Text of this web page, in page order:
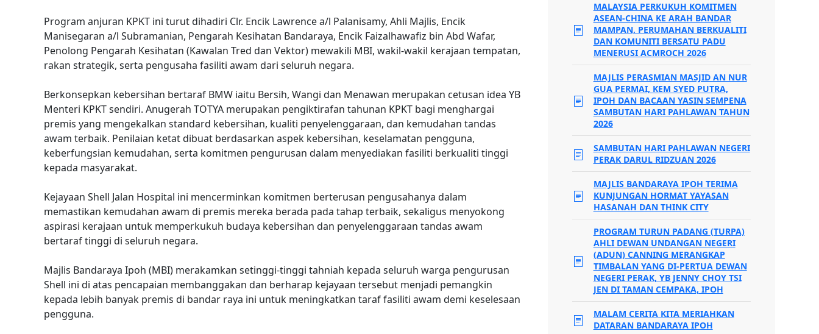
Program anjuran KPKT ini turut dihadiri Clr. Encik Lawrence a/l Palanisamy, Ahli Majlis, Encik
Manisegaran a/l Subramanian, Pengarah Kesihatan Bandaraya, Encik Faizalhawafiz bin Abd Wafar,
Penolong Pengarah Kesihatan (Kawalan Tred dan Vektor) mewakili MBI, wakil-wakil kerajaan tempatan,
rakan strategik, serta pengusaha fasiliti awam dari seluruh negara.
Berkonsepkan kebersihan bertaraf BMW iaitu Bersih, Wangi dan Menawan merupakan cetusan idea YB
Menteri KPKT sendiri. Anugerah TOTYA merupakan pengiktirafan tahunan KPKT bagi menghargai
premis yang mengekalkan standard kebersihan, kualiti penyelenggaraan, dan kemudahan tandas
awam terbaik. Penilaian ketat dibuat berdasarkan aspek kebersihan, keselamatan pengguna,
keberfungsian kemudahan, serta komitmen pengurusan dalam menyediakan fasiliti berkualiti tinggi
kepada masyarakat.
Kejayaan Shell Jalan Hospital ini mencerminkan komitmen berterusan pengusahanya dalam
memastikan kemudahan awam di premis mereka berada pada tahap terbaik, sekaligus menyokong
aspirasi kerajaan untuk memperkukuh budaya kebersihan dan penyelenggaraan tandas awam
bertaraf tinggi di seluruh negara.
Majlis Bandaraya Ipoh (MBI) merakamkan setinggi-tinggi tahniah kepada seluruh warga pengurusan
Shell ini di atas pencapaian membanggakan dan berharap kejayaan tersebut menjadi pemangkin
kepada lebih banyak premis di bandar raya ini untuk meningkatkan taraf fasiliti awam demi keselesaan
pengguna.
MALAYSIA PERKUKUH KOMITMEN
ASEAN-CHINA KE ARAH BANDAR
MAMPAN, PERUMAHAN BERKUALITI
DAN KOMUNITI BERSATU PADU
MENERUSI ACMROCH 2026
MAJLIS PERASMIAN MASJID AN NUR
GUA PERMAI, KEM SYED PUTRA,
IPOH DAN BACAAN YASIN SEMPENA
SAMBUTAN HARI PAHLAWAN TAHUN
2026
SAMBUTAN HARI PAHLAWAN NEGERI
PERAK DARUL RIDZUAN 2026
MAJLIS BANDARAYA IPOH TERIMA
KUNJUNGAN HORMAT YAYASAN
HASANAH DAN THINK CITY
PROGRAM TURUN PADANG (TURPA)
AHLI DEWAN UNDANGAN NEGERI
(ADUN) CANNING MERANGKAP
TIMBALAN YANG DI-PERTUA DEWAN
NEGERI PERAK, YB JENNY CHOY TSI
JEN DI TAMAN CEMPAKA, IPOH
MALAM CERITA KITA MERIAHKAN
DATARAN BANDARAYA IPOH